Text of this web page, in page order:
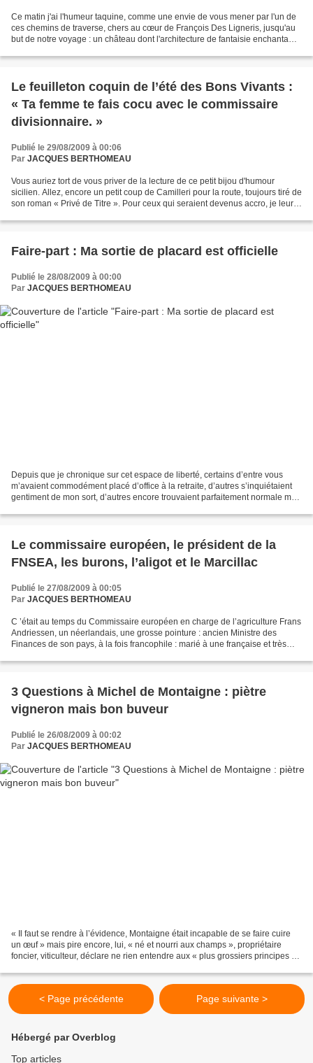
Ce matin j'ai l'humeur taquine, comme une envie de vous mener par l'un de
ces chemins de traverse, chers au cœur de François Des Ligneris, jusqu'au
but de notre voyage : un château dont l'architecture de fantaisie enchanta
Le feuilleton coquin de l’été des Bons Vivants :
« Ta femme te fais cocu avec le commissaire
divisionnaire. »
Publié le 29/08/2009 à 00:06
Par JACQUES BERTHOMEAU
Vous auriez tort de vous priver de la lecture de ce petit bijou d'humour
sicilien. Allez, encore un petit coup de Camilleri pour la route, toujours tiré de
son roman « Privé de Titre ». Pour ceux qui seraient devenus accro, je leur
Faire-part : Ma sortie de placard est officielle
Publié le 28/08/2009 à 00:00
Par JACQUES BERTHOMEAU
Depuis que je chronique sur cet espace de liberté, certains d’entre vous
m’avaient commodément placé d’office à la retraite, d’autres s’inquiétaient
gentiment de mon sort, d’autres encore trouvaient parfaitement normale ma
Le commissaire européen, le président de la
FNSEA, les burons, l’aligot et le Marcillac
Publié le 27/08/2009 à 00:05
Par JACQUES BERTHOMEAU
C ’était au temps du Commissaire européen en charge de l’agriculture Frans
Andriessen, un néerlandais, une grosse pointure : ancien Ministre des
Finances de son pays, à la fois francophile : marié à une française et très
3 Questions à Michel de Montaigne : piètre
vigneron mais bon buveur
Publié le 26/08/2009 à 00:02
Par JACQUES BERTHOMEAU
« Il faut se rendre à l’évidence, Montaigne était incapable de se faire cuire
un œuf » mais pire encore, lui, « né et nourri aux champs », propriétaire
foncier, viticulteur, déclare ne rien entendre aux « plus grossiers principes de
< Page précédente Page suivante >
Hébergé par Overblog
Top articles